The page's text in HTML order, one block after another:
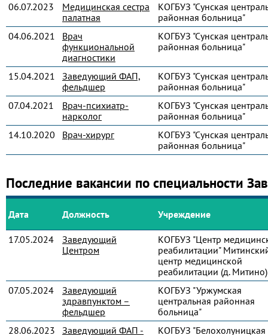
06.07.2023
Медицинская сестра
палатная
КОГБУЗ "Сунская
районная больница"
04.06.2021
Врач
функциональной
диагностики
КОГБУЗ "Сунская
районная больница"
15.04.2021
Заведующий ФАП,
фельдшер
КОГБУЗ "Сунская
районная больница"
07.04.2021
Врач-психиатр-
нарколог
КОГБУЗ "Сунская
районная больница"
14.10.2020
Врач-хирург
КОГБУЗ "Сунская
районная больница"
Последние вакансии по специальности
Дата Должность Учреждение
17.05.2024
Заведующий
Центром
КОГБУЗ "Центр
реабилитации"
центр медицинской
реабилитации (д. Митино)
07.05.2024
Заведующий
здравпунктом –
фельдшер
КОГБУЗ "Уржумская
центральная районная
больница"
28.06.2023
Заведующий ФАП - КОГБУЗ "Белохолуницкая